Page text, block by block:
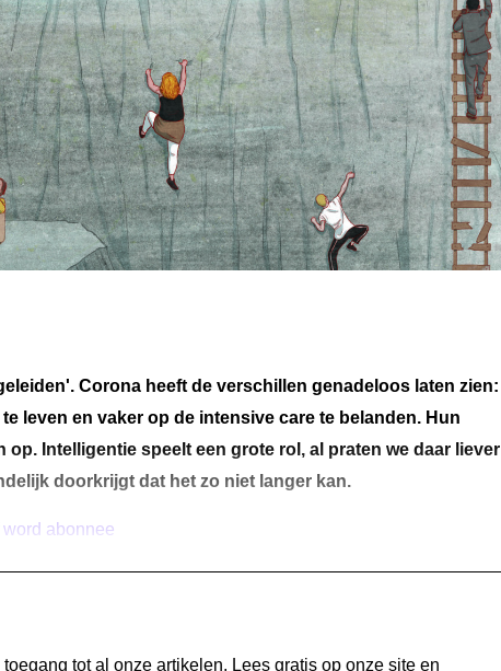
Corona heeft de verschillen genadeloos laten zien:
leven en vaker op de intensive care te belanden. Hun
Intelligentie speelt een grote rol, al praten we daar liever
doorkrijgt dat het zo niet langer kan.
word abonnee
tot al onze artikelen. Lees gratis op onze site en